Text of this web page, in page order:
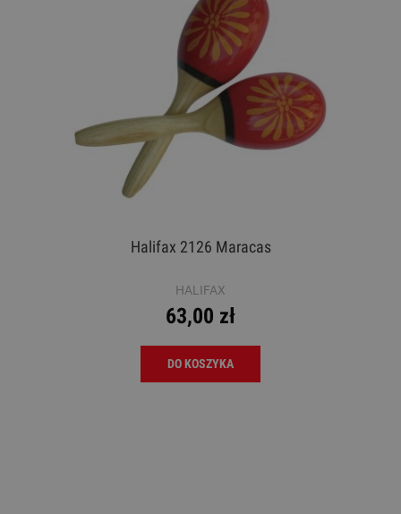
Halifax 2126 Maracas
HALIFAX
63,00 zł
DO KOSZYKA